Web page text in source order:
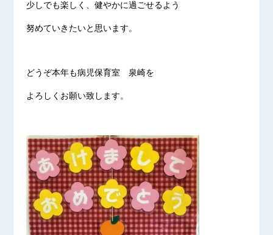
少しでも楽しく、健やかに過ごせるよう
努めていきたいと思います。
どうぞ本年も病児保育室 泉崎を
よろしくお願い致します。